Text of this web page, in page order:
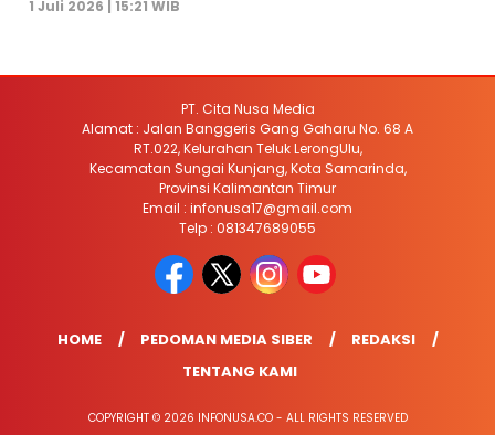
1 Juli 2026 | 15:21 WIB
PT. Cita Nusa Media
Alamat : Jalan Banggeris Gang Gaharu No. 68 A
RT.022, Kelurahan Teluk LerongUlu,
Kecamatan Sungai Kunjang, Kota Samarinda,
Provinsi Kalimantan Timur
Email : infonusa17@gmail.com
Telp : 081347689055
HOME PEDOMAN MEDIA SIBER
REDAKSI
TENTANG KAMI
COPYRIGHT © 2026 INFONUSA.CO - ALL RIGHTS RESERVED